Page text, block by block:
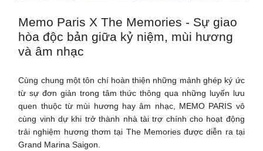
Memo Paris X The Memories - Sự giao
hòa độc bản giữa kỷ niệm, mùi hương
và âm nhạc
Cùng chung một tôn chí hoàn thiện những mảnh ghép ký ức
từ sự đơn giản trong tâm thức thông qua những luyến lưu
quen thuộc từ mùi hương hay âm nhạc, MEMO PARIS vô
cùng vinh dự khi trở thành nhà tài trợ chính cho hoạt động
trải nghiệm hương thơm tại The Memories được diễn ra tại
Grand Marina Saigon.